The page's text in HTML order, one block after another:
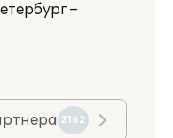
–
2162